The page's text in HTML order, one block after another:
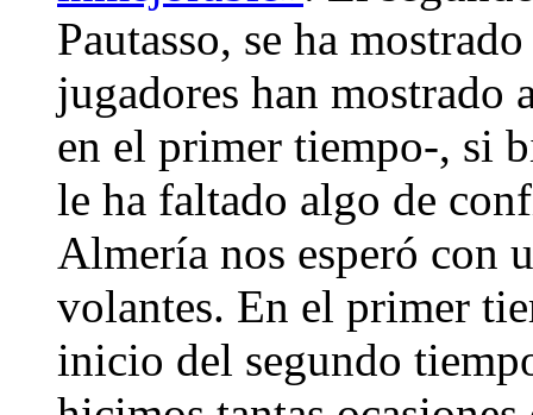
Pautasso, se ha
jugadores han mostrado
en el primer tiempo-, si
le ha faltado algo de
Almería nos esperó con
volantes. En el primer
inicio del segundo